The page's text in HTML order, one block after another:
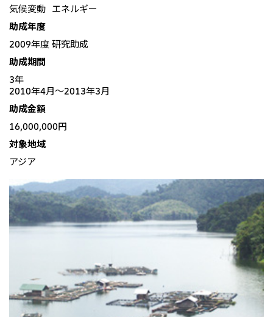
令和8年熊本地震被害に対する支援について
2026.8.4 適時開示
2027年3月期第1四半期決算
サステナビリティレポー
決算短信・決算情報
2026.8.4
2026.8.4
従業員向け株式報酬制度の継続
2026.8.4 適時開示
2027年3月期第1四半期決算
北米
米国三井物産株式会社
カナダ三井物産株式会社
チリ三井物産有限会社
ブラジル三井物産株式会社
欧州
欧州三井物産株式会社
ドイツ三井物産有限会社
イタリア三井物産株式会社
気候変動 エネルギー
助成年度
2009年度 研究助成
助成期間
3年
2010年4月〜2013年3月
助成金額
16,000,000円
対象地域
アジア